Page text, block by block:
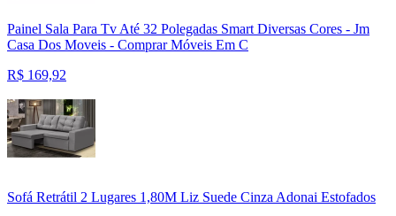
Painel Sala Para Tv Até 32 Polegadas Smart Diversas Cores - Jm
Casa Dos Moveis - Comprar Móveis Em C
R$ 169,92
Sofá Retrátil 2 Lugares 1,80M Liz Suede Cinza Adonai Estofados